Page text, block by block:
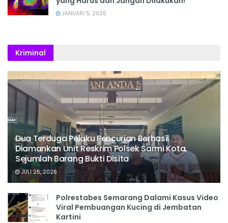
JANUARI 5, 2026
Kriminal
Dua Terduga Pelaku Pencurian Berhasil
Diamankan Unit Reskrim Polsek Sarmi Kota,
Sejumlah Barang Bukti Disita
JULI 25, 2026
Polrestabes Semarang Dalami Kasus Video
Viral Pembuangan Kucing di Jembatan
Kartini